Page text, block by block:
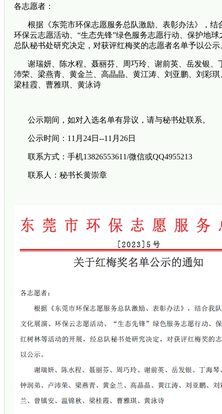
各志愿者：
根据《东莞市环保志愿服务总队激励、表彰办法》，结
环保云志愿活动、“生态先锋”绿色服务志愿行动、保护地
总队秘书处研究决定，对获评红梅奖的志愿者名单予以公示
谢瑞妍、陈水程、聂丽芬、周巧玲、谢前英、岳发银、
沛荣、梁燕青、黄金兰、高晶晶、黄江涛、刘亚鹏、刘彩
梁桂霞、曹雅琪、黄泳诗
公示期间，如对入选名单有异议，请与秘书处联系。
公示时间：11月24日--11月26日
联系方式：手机13826553611/微信或QQ4955213
联系人：秘书长黄崇章